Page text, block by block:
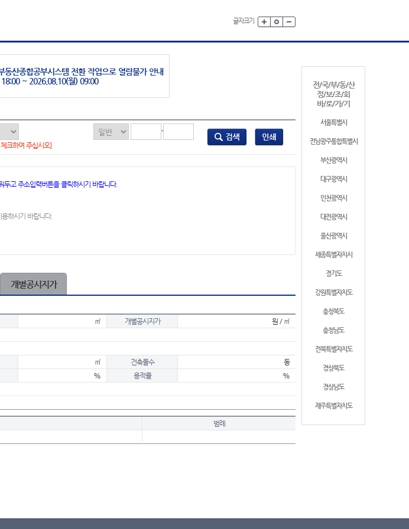
글자크기
전/국/부/동/산
정/보/조/회
바/로/가/기
서울특별시
전남광주통합특별시
부산광역시
대구광역시
인천광역시
대전광역시
울산광역시
세종특별자치시
경기도
강원특별자치도
충청북도
충청남도
전북특별자치도
경상북도
경상남도
제주특별자치도
동산종합공부시스템 전환 작업으로 열람불가 안내
~ 2026.08.10(월) 09:00
-
크하여 주십시오]
고 주소입력버튼을 클릭하시기 바랍니다.
하시기 바랍니다.
개별공시지가
㎡ 개별공시지가 원 / ㎡
㎡ 건축물수
동
% 용적률
%
범례